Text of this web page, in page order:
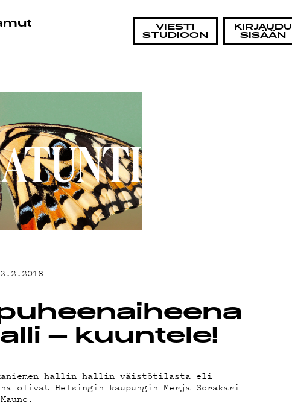
VIESTI
STUDIOON
KIRJAUDU
SISÄÄN
– kuuntele!
hallin hallin väistötilasta eli
olivat Helsingin kaupungin Merja Sorakari